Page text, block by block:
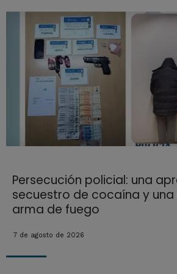
Persecución policial: una
secuestro de cocaína y
arma de fuego
7 de agosto de 2026